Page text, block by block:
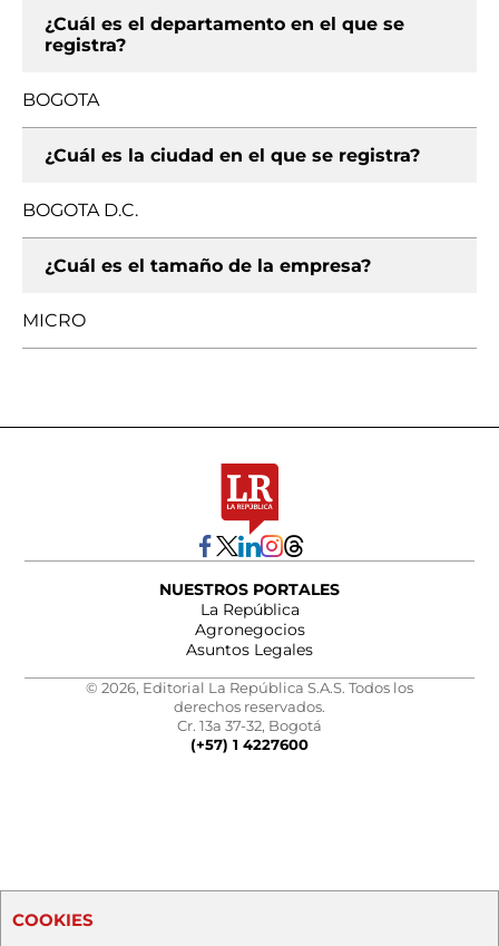
¿Cuál es el departamento en el que se
registra?
BOGOTA
¿Cuál es la ciudad en el que se registra?
BOGOTA D.C.
¿Cuál es el tamaño de la empresa?
MICRO
NUESTROS PORTALES
La República
Agronegocios
Asuntos Legales
© 2026, Editorial La República S.A.S. Todos los
derechos reservados.
Cr. 13a 37-32, Bogotá
(+57) 1 4227600
COOKIES